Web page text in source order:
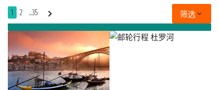
1 2 ..35 筛选